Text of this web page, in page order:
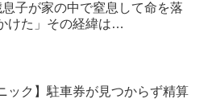
息子が家の中で窒息して命を落
けた」その経緯は…
ック】駐車券が見つからず精算